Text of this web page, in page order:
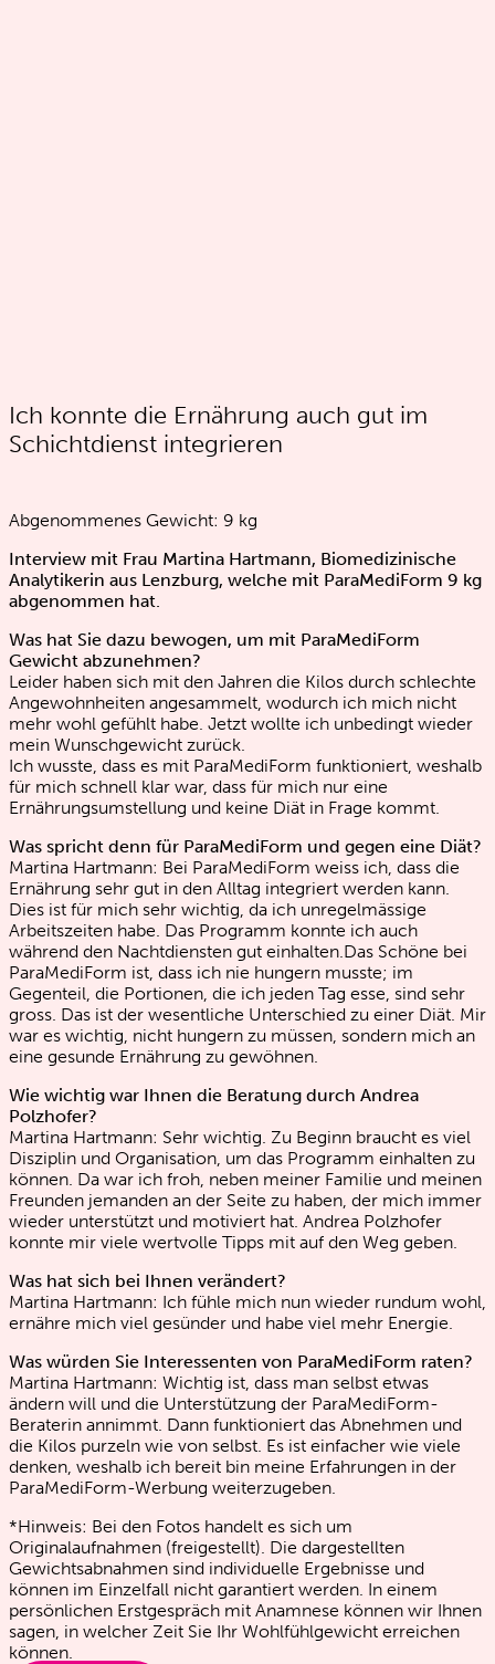
Ich konnte die Ernährung auch gut im
Schichtdienst integrieren
Abgenommenes Gewicht: 9 kg
Interview mit Frau Martina Hartmann, Biomedizinische
Analytikerin aus Lenzburg, welche mit ParaMediForm 9 kg
abgenommen hat.
Was hat Sie dazu bewogen, um mit ParaMediForm
Gewicht abzunehmen?
Leider haben sich mit den Jahren die Kilos durch schlechte
Angewohnheiten angesammelt, wodurch ich mich nicht
mehr wohl gefühlt habe. Jetzt wollte ich unbedingt wieder
mein Wunschgewicht zurück.
Ich wusste, dass es mit ParaMediForm funktioniert, weshalb
für mich schnell klar war, dass für mich nur eine
Ernährungsumstellung und keine Diät in Frage kommt.
Was spricht denn für ParaMediForm und gegen eine Diät?
Martina Hartmann: Bei ParaMediForm weiss ich, dass die
Ernährung sehr gut in den Alltag integriert werden kann.
Dies ist für mich sehr wichtig, da ich unregelmässige
Arbeitszeiten habe. Das Programm konnte ich auch
während den Nachtdiensten gut einhalten.Das Schöne bei
ParaMediForm ist, dass ich nie hungern musste; im
Gegenteil, die Portionen, die ich jeden Tag esse, sind sehr
gross. Das ist der wesentliche Unterschied zu einer Diät. Mir
war es wichtig, nicht hungern zu müssen, sondern mich an
eine gesunde Ernährung zu gewöhnen.
Wie wichtig war Ihnen die Beratung durch Andrea
Polzhofer?
Martina Hartmann: Sehr wichtig. Zu Beginn braucht es viel
Disziplin und Organisation, um das Programm einhalten zu
können. Da war ich froh, neben meiner Familie und meinen
Freunden jemanden an der Seite zu haben, der mich immer
wieder unterstützt und motiviert hat. Andrea Polzhofer
konnte mir viele wertvolle Tipps mit auf den Weg geben.
Was hat sich bei Ihnen verändert?
Martina Hartmann: Ich fühle mich nun wieder rundum wohl,
ernähre mich viel gesünder und habe viel mehr Energie.
Was würden Sie Interessenten von ParaMediForm raten?
Martina Hartmann: Wichtig ist, dass man selbst etwas
ändern will und die Unterstützung der ParaMediForm-
Beraterin annimmt. Dann funktioniert das Abnehmen und
die Kilos purzeln wie von selbst. Es ist einfacher wie viele
denken, weshalb ich bereit bin meine Erfahrungen in der
ParaMediForm-Werbung weiterzugeben.
*Hinweis: Bei den Fotos handelt es sich um
Originalaufnahmen (freigestellt). Die dargestellten
Gewichtsabnahmen sind individuelle Ergebnisse und
können im Einzelfall nicht garantiert werden. In einem
persönlichen Erstgespräch mit Anamnese können wir Ihnen
sagen, in welcher Zeit Sie Ihr Wohlfühlgewicht erreichen
können.